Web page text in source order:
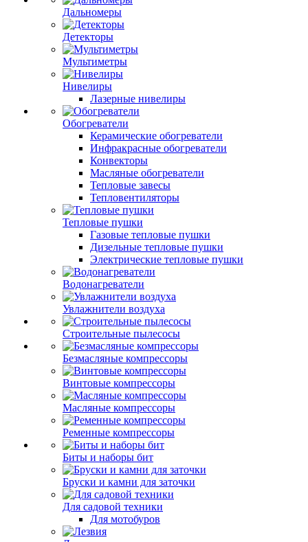
Дальномеры
Детекторы
Мультиметры
Нивелиры
Лазерные нивелиры
Обогреватели
Керамические обогреватели
Инфракрасные обогреватели
Конвекторы
Масляные обогреватели
Тепловые завесы
Тепловентиляторы
Тепловые пушки
Газовые тепловые пушки
Дизельные тепловые пушки
Электрические тепловые пушки
Водонагреватели
Увлажнители воздуха
Строительные пылесосы
Безмасляные компрессоры
Винтовые компрессоры
Масляные компрессоры
Ременные компрессоры
Биты и наборы бит
Бруски и камни для заточки
Для садовой техники
Для мотобуров